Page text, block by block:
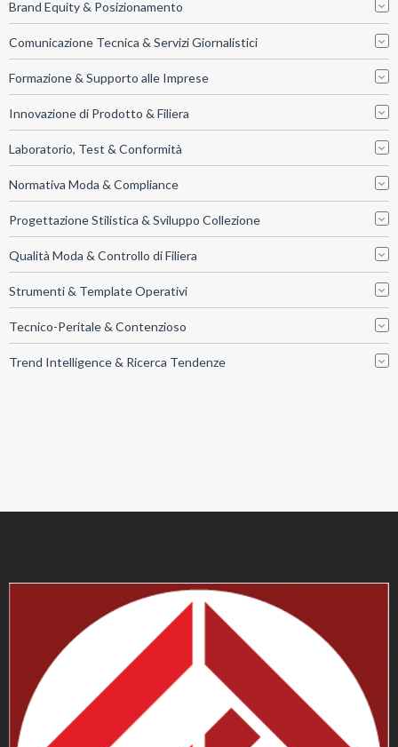
Brand Equity & Posizionamento
Comunicazione Tecnica & Servizi Giornalistici
Formazione & Supporto alle Imprese
Innovazione di Prodotto & Filiera
Laboratorio, Test & Conformità
Normativa Moda & Compliance
Progettazione Stilistica & Sviluppo Collezione
Qualità Moda & Controllo di Filiera
Strumenti & Template Operativi
Tecnico-Peritale & Contenzioso
Trend Intelligence & Ricerca Tendenze